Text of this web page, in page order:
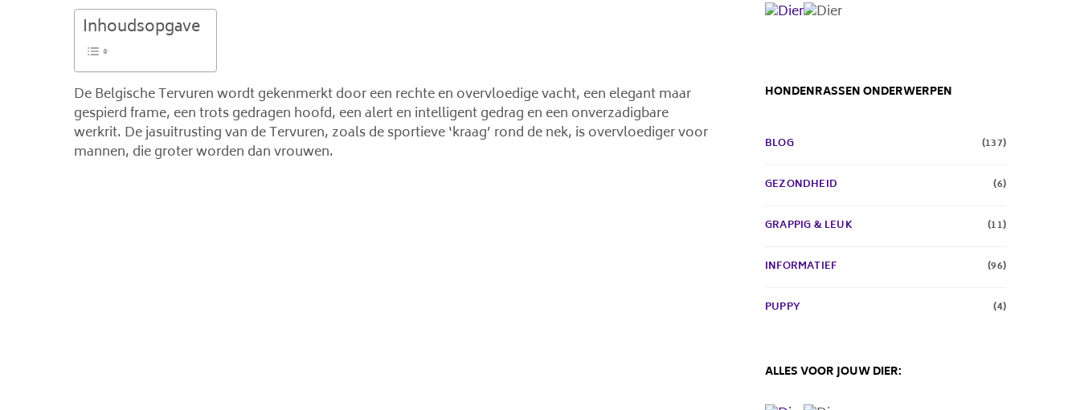
Inhoudsopgave
De Belgische Tervuren wordt gekenmerkt door een rechte en overvloedige vacht, een elegant maar
gespierd frame, een trots gedragen hoofd, een alert en intelligent gedrag en een onverzadigbare
werkrit. De jasuitrusting van de Tervuren, zoals de sportieve ‘kraag’ rond de nek, is overvloediger voor
mannen, die groter worden dan vrouwen.
HONDENRASSEN ONDERWERPEN
BLOG (137)
GEZONDHEID (6)
GRAPPIG & LEUK (11)
INFORMATIEF (96)
PUPPY (4)
ALLES VOOR JOUW DIER: